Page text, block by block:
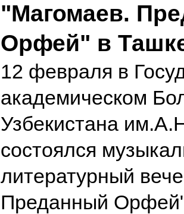
"Магомаев.
Орфей" в
12 февраля в
академическом
Узбекистана
состоялся
литературный
Преданный